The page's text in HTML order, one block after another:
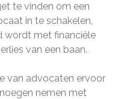
te vinden om een
in te schakelen,
wordt met financiële
van een baan.
van advocaten ervoor
nemen met